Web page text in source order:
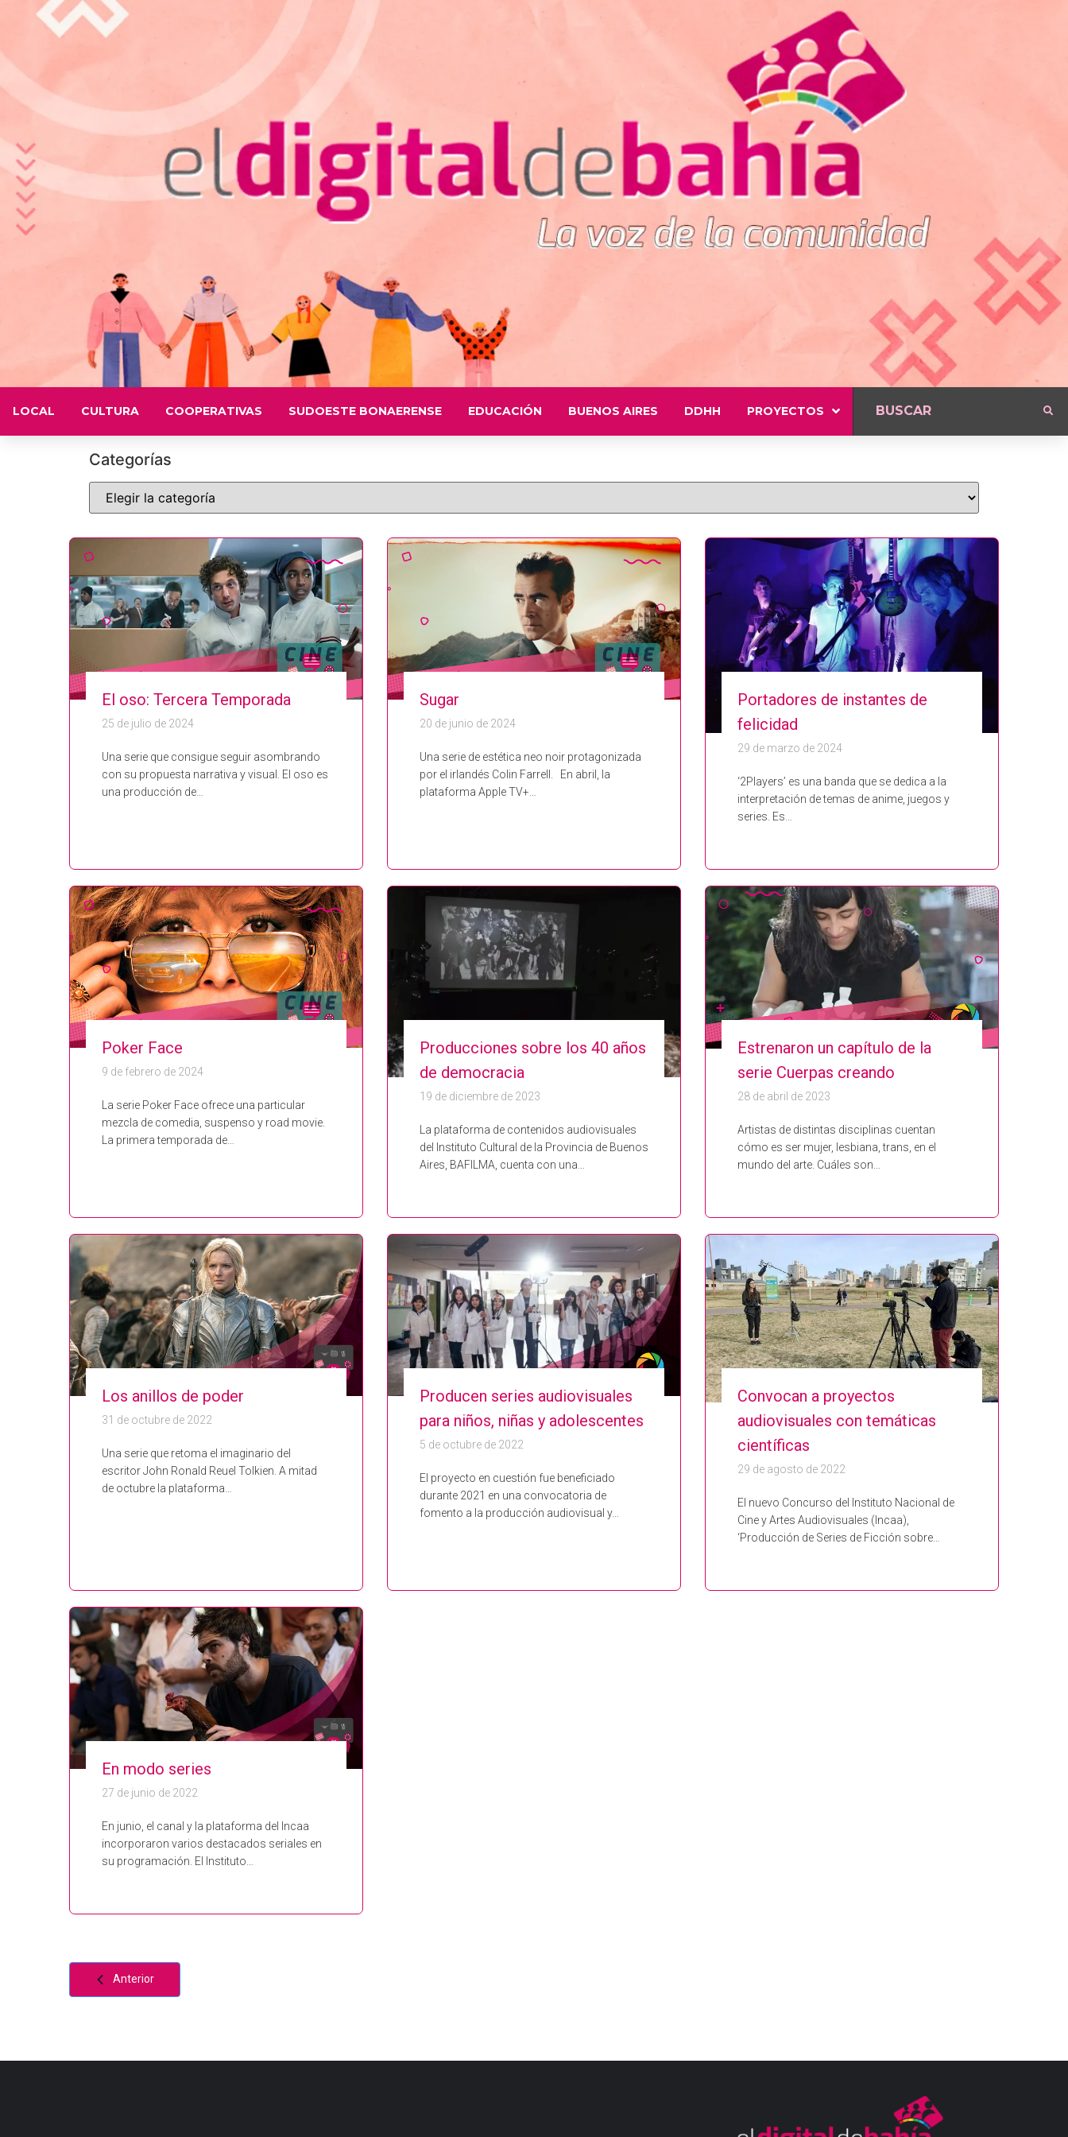
LOCAL CULTURA COOPERATIVAS SUDOESTE BONAERENSE EDUCACIÓN BUENOS AIRES DDHH PROYECTOS
Categorías
El oso: Tercera Temporada
25 de julio de 2024
Una serie que consigue seguir asombrando
con su propuesta narrativa y visual. El oso es
una producción de…
Sugar
20 de junio de 2024
Una serie de estética neo noir protagonizada
por el irlandés Colin Farrell. En abril, la
plataforma Apple TV+…
Portadores de instantes de
felicidad
29 de marzo de 2024
‘2Players’ es una banda que se dedica a la
interpretación de temas de anime, juegos y
series. Es…
Poker Face
9 de febrero de 2024
La serie Poker Face ofrece una particular
mezcla de comedia, suspenso y road movie.
La primera temporada de…
Producciones sobre los 40 años
de democracia
19 de diciembre de 2023
La plataforma de contenidos audiovisuales
del Instituto Cultural de la Provincia de Buenos
Aires, BAFILMA, cuenta con una…
Estrenaron un capítulo de la
serie Cuerpas creando
28 de abril de 2023
Artistas de distintas disciplinas cuentan
cómo es ser mujer, lesbiana, trans, en el
mundo del arte. Cuáles son…
Los anillos de poder
31 de octubre de 2022
Una serie que retoma el imaginario del
escritor John Ronald Reuel Tolkien. A mitad
de octubre la plataforma…
Producen series audiovisuales
para niños, niñas y adolescentes
5 de octubre de 2022
El proyecto en cuestión fue beneficiado
durante 2021 en una convocatoria de
fomento a la producción audiovisual y…
Convocan a proyectos
audiovisuales con temáticas
científicas
29 de agosto de 2022
El nuevo Concurso del Instituto Nacional de
Cine y Artes Audiovisuales (Incaa),
‘Producción de Series de Ficción sobre…
En modo series
27 de junio de 2022
En junio, el canal y la plataforma del Incaa
incorporaron varios destacados seriales en
su programación. El Instituto…
Anterior